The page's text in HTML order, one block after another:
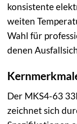
konsistente
weiten
Wahl für
denen
Der MKS4-63
zeichnet sich